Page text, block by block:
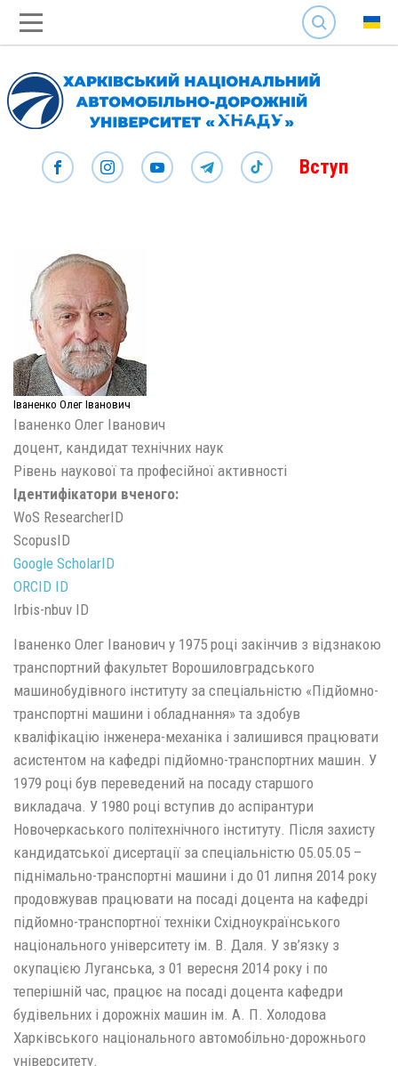
SEARCH
Вступ
Іваненко Олег Іванович
Іваненко Олег Іванович
доцент, кандидат технічних наук
Рівень наукової та професійної активності
Ідентифікатори вченого:
WoS ResearcherID
ScopusID
Google ScholarID
ORCID ID
Irbis-nbuv ID
Іваненко Олег Іванович у 1975 році закінчив з відзнакою
транспортний факультет Ворошиловградського
машинобудівного інституту за спеціальністю «Підйомно-
транспортні машини і обладнання» та здобув
кваліфікацію інженера-механіка і залишився працювати
асистентом на кафедрі підйомно-транспортних машин. У
1979 році був переведений на посаду старшого
викладача. У 1980 році вступив до аспірантури
Новочеркаського політехнічного інституту. Після захисту
кандидатської дисертації за спеціальністю 05.05.05 –
піднімально-транспортні машини і до 01 липня 2014 року
продовжував працювати на посаді доцента на кафедрі
підйомно-транспортної техніки Східноукраїнського
національного університету ім. В. Даля. У зв’язку з
окупацією Луганська, з 01 вересня 2014 року і по
теперішній час, працює на посаді доцента кафедри
будівельних і дорожніх машин ім. А. П. Холодова
Харківського національного автомобільно-дорожнього
університету.